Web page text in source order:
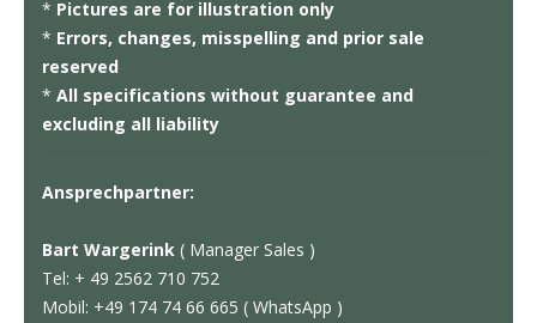
* Pictures are for illustration only
* Errors, changes, misspelling and prior sale
reserved
*All specifications without guarantee and
excluding all liability
Ansprechpartner:
Bart Wargerink ( Manager Sales )
Tel: + 49 2562 710 752
Mobil: +49 174 74 66 665 ( WhatsApp )